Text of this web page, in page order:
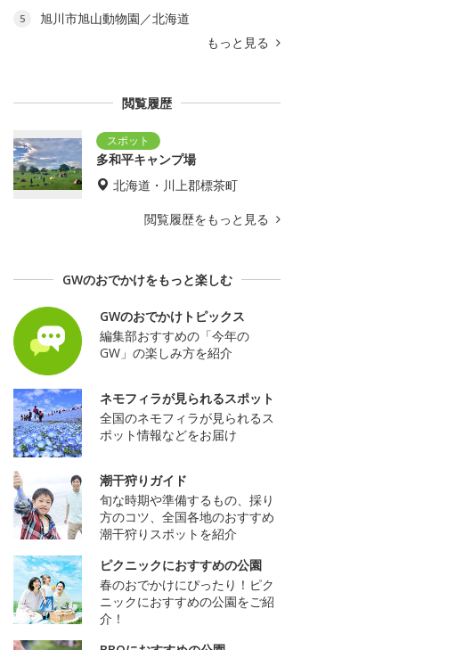
5
旭川市旭山動物園／北海道
もっと見る
閲覧履歴
多和平キャンプ場
北海道・川上郡標茶町
閲覧履歴をもっと見る
GWのおでかけをもっと楽しむ
GWのおでかけトピックス
編集部おすすめの「今年の
GW」の楽しみ方を紹介
ネモフィラが見られるスポット
全国のネモフィラが見られるス
ポット情報などをお届け
潮干狩りガイド
旬な時期や準備するもの、採り
方のコツ、全国各地のおすすめ
潮干狩りスポットを紹介
ピクニックにおすすめの公園
春のおでかけにぴったり！ピク
ニックにおすすめの公園をご紹
介！